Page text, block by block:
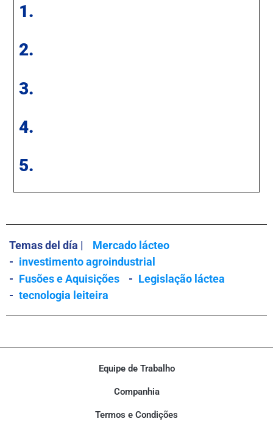
1.
2.
3.
4.
5.
Temas del día |
Mercado lácteo
- investimento agroindustrial
- Fusões e Aquisições - Legislação láctea
- tecnologia leiteira
Equipe de Trabalho
Companhia
Termos e Condições